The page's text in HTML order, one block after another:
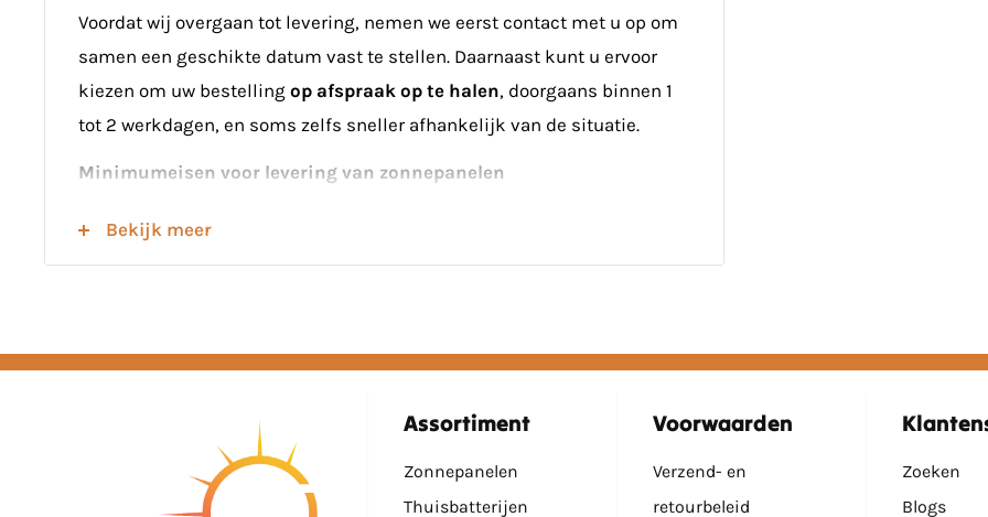
Voordat wij overgaan tot levering, nemen we eerst contact met u op om
samen een geschikte datum vast te stellen. Daarnaast kunt u ervoor
kiezen om uw bestelling op afspraak op te halen, doorgaans binnen 1
tot 2 werkdagen, en soms zelfs sneller afhankelijk van de situatie.
Minimumeisen voor levering van zonnepanelen
Houd er rekening mee dat bij het bestellen van zonnepanelen voor
Minimumeisen voor levering van montagemateriaal
Wij leveren montagemateriaal
uitsluitend in combinatie met
Indien u alleen montagemateriaal wenst, is dit enkel af
Bekijk meer
Assortiment
Zonnepanelen
Thuisbatterijen
Voorwaarden
Verzend- en
retourbeleid
Zoeken
Blogs